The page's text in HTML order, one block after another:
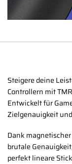
Steigere deine
Controllern mit
Entwickelt für
Zielgenauigkeit
Dank
brutale
perfekt lineare